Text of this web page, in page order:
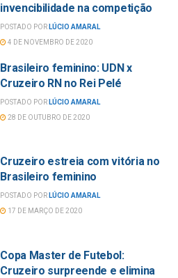
invencibilidade na competição
POSTADO POR LÚCIO AMARAL
4 DE NOVEMBRO DE 2020
Brasileiro feminino: UDN x
Cruzeiro RN no Rei Pelé
POSTADO POR LÚCIO AMARAL
28 DE OUTUBRO DE 2020
Cruzeiro estreia com vitória no
Brasileiro feminino
POSTADO POR LÚCIO AMARAL
17 DE MARÇO DE 2020
Copa Master de Futebol:
Cruzeiro surpreende e elimina